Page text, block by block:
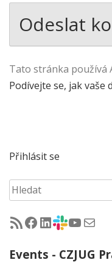
Tato stránka používá
Podívejte se, jak vaše
Přihlásit se
Hledat
RSS - články na jug.cz
Facebook skupina Czech Java User Group
LinkedIn skupina Czech Java User Group
CZJUG Slack fórum
CZJUG YouTube kanálCZJUG email
Events - CZJUG